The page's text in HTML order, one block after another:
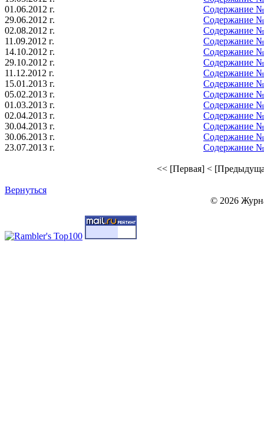
01.06.2012 г.
Содержание №
29.06.2012 г.
Содержание №
02.08.2012 г.
Содержание №
11.09.2012 г.
Содержание №
14.10.2012 г.
Содержание №
29.10.2012 г.
Содержание №
11.12.2012 г.
Содержание №
15.01.2013 г.
Содержание №
05.02.2013 г.
Содержание №
01.03.2013 г.
Содержание №
02.04.2013 г.
Содержание №
30.04.2013 г.
Содержание №
30.06.2013 г.
Содержание №
23.07.2013 г.
Содержание №
<< [Первая] <
Вернуться
© 2026